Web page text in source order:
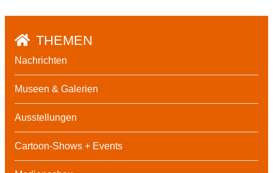
THEMEN
Nachrichten
Museen & Galerien
Ausstellungen
Cartoon-Shows + Events